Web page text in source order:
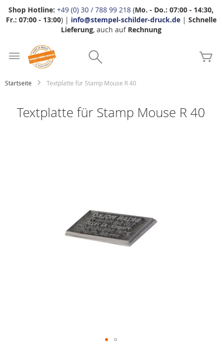
Shop Hotline: +49 (0) 30 / 788 99 218 (Mo. - Do.: 07:00 - 14:30,
Fr.: 07:00 - 13:00) | info@stempel-schilder-druck.de| Schnelle
Lieferung, auch auf Rechnung
Startseite Textplatte für Stamp Mouse R 40
Textplatte für Stamp Mouse R 40